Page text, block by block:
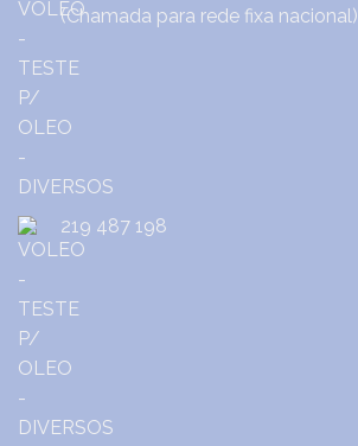
(Chamada para rede fixa nacional)
219 487 198